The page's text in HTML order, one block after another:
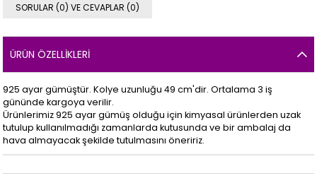
SORULAR (0) VE CEVAPLAR (0)
ÜRÜN ÖZELLIKLERI
925 ayar gümüştür. Kolye uzunluğu 49 cm'dir. Ortalama 3 iş
gününde kargoya verilir.
Ürünlerimiz 925 ayar gümüş olduğu için kimyasal ürünlerden uzak
tutulup kullanılmadığı zamanlarda kutusunda ve bir ambalaj da
hava almayacak şekilde tutulmasını öneririz.